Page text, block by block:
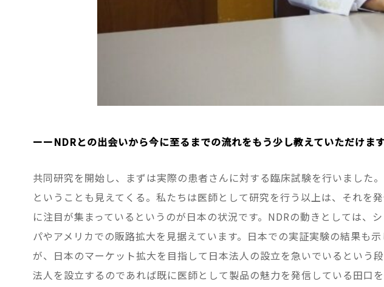
ーーNDRとの出会いから今に至るまでの流れをもう少し教えていただけます
共同研究を開始し、まずは実際の患者さんに対する臨床試験を行いました
ということも見えてくる。私たちは医師として研究を行う以上は、それを
に注目が集まっているというのが日本の状況です。NDRの動きとしては、
パやアメリカでの販路拡大を見据えています。日本での実証実験の結果も
が、日本のマーケット拡大を目指して日本法人の設立を急いでいるという
法人を設立するのであれば既に医師として製品の魅力を発信している田口